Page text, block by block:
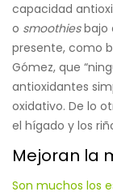
capacidad
o smoothies bajo
presente, como
Gómez, que
antioxidantes
oxidativo. De lo
el hígado y los
Mejoran la
Son muchos los